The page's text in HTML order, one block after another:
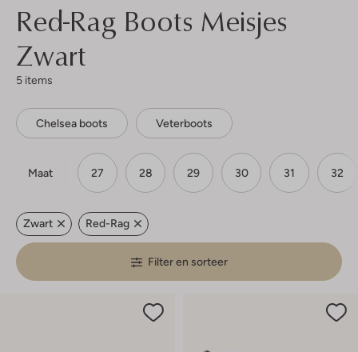
Red-Rag Boots Meisjes
Zwart
5 items
Chelsea boots Veterboots
Maat 27 28 29 30 31 32
Zwart Red-Rag
Filter en sorteer